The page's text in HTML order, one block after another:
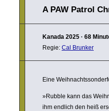
A PAW Patrol
Kanada 2025 · 68
Regie: Cal Brunker
Eine
»Rubble kann das
ihm endlich den heiß